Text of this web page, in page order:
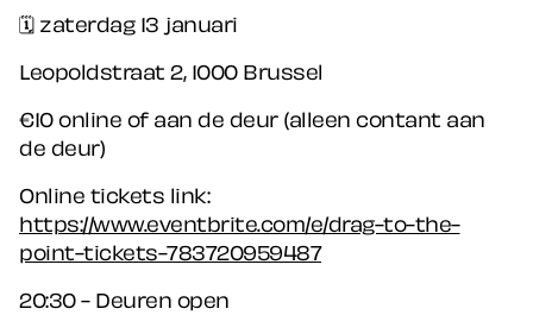
🗓️ zaterdag 13 januari
Leopoldstraat 2, 1000 Brussel
€10 online of aan de deur (alleen contant aan
de deur)
Online tickets link:
https://www.eventbrite.com/e/drag-to-the-
point-tickets-783720959487
20:30 - Deuren open